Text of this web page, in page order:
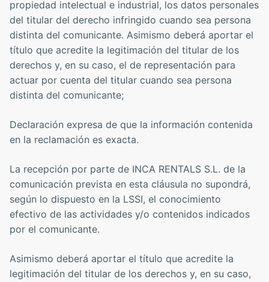
propiedad intelectual e industrial, los datos personales
del titular del derecho infringido cuando sea persona
distinta del comunicante. Asimismo deberá aportar el
título que acredite la legitimación del titular de los
derechos y, en su caso, el de representación para
actuar por cuenta del titular cuando sea persona
distinta del comunicante;
Declaración expresa de que la información contenida
en la reclamación es exacta.
La recepción por parte de INCA RENTALS S.L. de la
comunicación prevista en esta cláusula no supondrá,
según lo dispuesto en la LSSI, el conocimiento
efectivo de las actividades y/o contenidos indicados
por el comunicante.
Asimismo deberá aportar el título que acredite la
legitimación del titular de los derechos y, en su caso,